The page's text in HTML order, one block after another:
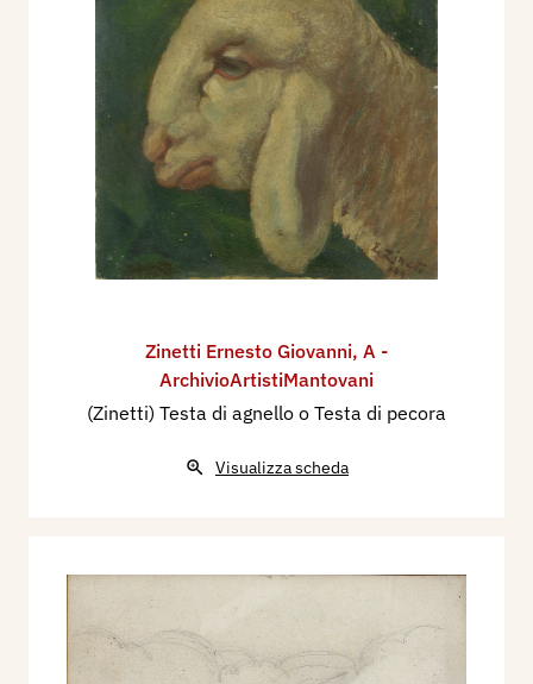
Zinetti Ernesto Giovanni, A -
ArchivioArtistiMantovani
(Zinetti) Testa di agnello o Testa di pecora
Visualizza scheda